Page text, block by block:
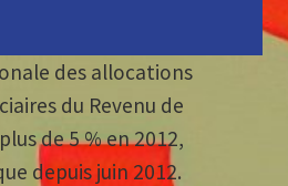
des allocations
du Revenu de
de 5 % en 2012,
depuis juin 2012.